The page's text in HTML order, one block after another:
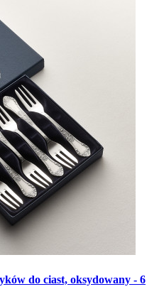
do ciast, oksydowany - 6